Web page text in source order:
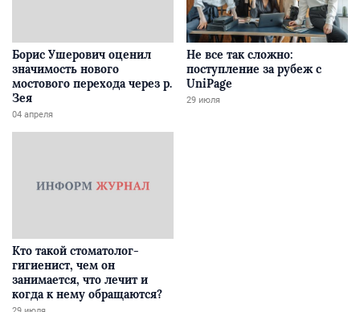
Борис Ушерович оценил
значимость нового
мостового перехода через р.
Зея
04 апреля
Не все так сложно:
поступление за рубеж с
UniPage
29 июля
Кто такой стоматолог-
гигиенист, чем он
занимается, что лечит и
когда к нему обращаются?